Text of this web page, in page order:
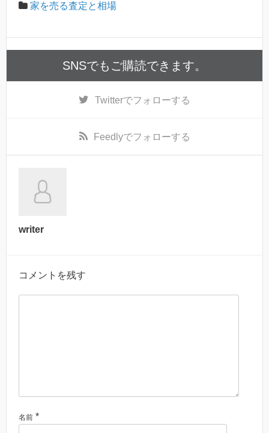
家を売る査定と相場
SNSでもご購読できます。
Twitterでフォローする
Feedlyでフォローする
writer
コメントを残す
名前 *